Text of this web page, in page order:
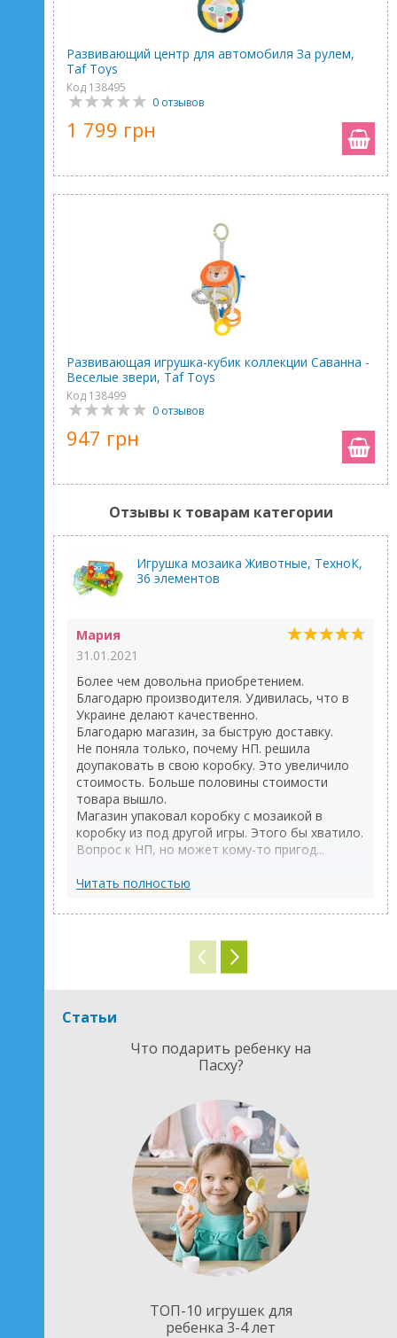
Развивающий центр для автомобиля За рулем,
Taf Toys
Код 138495
0 отзывов
1 799 грн
Развивающая игрушка-кубик коллекции Саванна -
Веселые звери, Taf Toys
Код 138499
0 отзывов
947 грн
Отзывы к товарам категории
Игрушка мозаика Животные, ТехноК,
36 элементов
Мария
31.01.2021
Более чем довольна приобретением.
Благодарю производителя. Удивилась, что в
Украине делают качественно.
Благодарю магазин, за быструю доставку.
Не поняла только, почему НП. решила
доупаковать в свою коробку. Это увеличило
стоимость. Больше половины стоимости
товара вышло.
Магазин упаковал коробку с мозаикой в
коробку из под другой игры. Этого бы хватило.
Вопрос к НП, но может кому-то пригод...
Читать полностью
Статьи
Что подарить ребенку на
Пасху?
ТОП-10 игрушек для
ребенка 3-4 лет